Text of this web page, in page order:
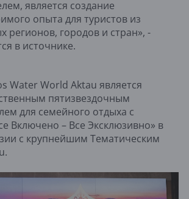
является создание
опыта для туристов из
регионов, городов и стран», -
в источнике.
Water World Aktau является
пятизвездочным
для семейного отдыха с
Включено – Все Эксклюзивно» в
с крупнейшим Тематическим